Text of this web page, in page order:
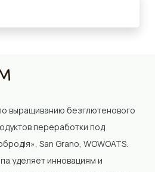
выращиванию безглютенового
переработки под
, San Grano, WOWOATS
уделяет инновациям и